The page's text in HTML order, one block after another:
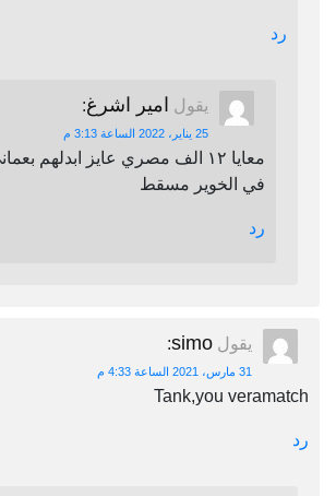
رد
يقول امير اشرغ:
25 يناير، 2022 الساعة 3:13 م
معايا ١٢ الف مصري عايز ابدلهم
في الخوير مسقط
رد
يقول simo
:
31 مارس، 2021 الساعة 4:33 م
Tank,you veramatch
رد